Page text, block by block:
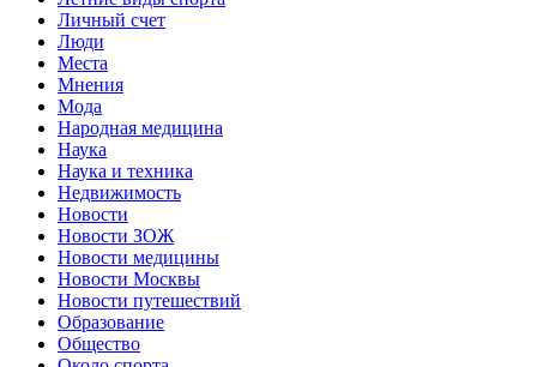
Личный счет
Люди
Места
Мнения
Мода
Народная медицина
Наука
Наука и техника
Недвижимость
Новости
Новости ЗОЖ
Новости медицины
Новости Москвы
Новости путешествий
Образование
Общество